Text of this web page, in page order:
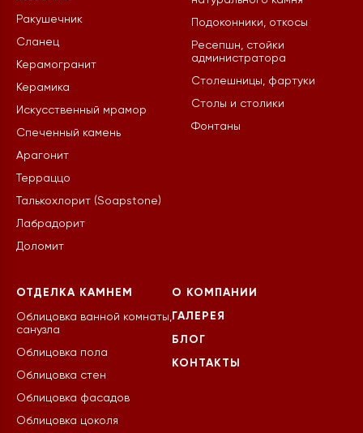
Ракушечник
Сланец
Керамогранит
Керамика
Искусственный мрамор
Спеченный камень
Арагонит
Терраццо
Талькохлорит (Soapstone)
Лабрадорит
Доломит
Подоконники, откосы
Ресепшн, стойки
администратора
Столешницы, фартуки
Столы и столики
Фонтаны
ОТДЕЛКА КАМНЕМ
Облицовка ванной комнаты,
санузла
Облицовка пола
Облицовка стен
Облицовка фасадов
Облицовка цоколя
О КОМПАНИИ
ГАЛЕРЕЯ
БЛОГ
КОНТАКТЫ